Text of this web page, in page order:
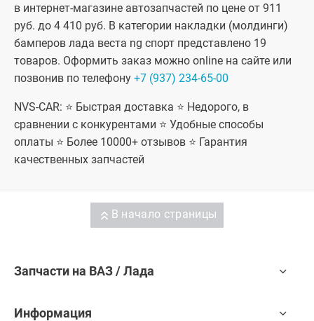
в интернет-магазине автозапчастей по цене от 911
руб. до 4 410 руб. В категории накладки (молдинги)
бамперов лада веста ng спорт представлено 19
товаров. Оформить заказ можно online на сайте или
позвонив по телефону +7 (937) 234-65-00
NVS-CAR: ⭐ Быстрая доставка ⭐ Недорого, в
сравнении с конкурентами ⭐ Удобные способы
оплаты ⭐ Более 10000+ отзывов ⭐ Гарантия
качественных запчастей
В начало страницы
Запчасти на ВАЗ / Лада
Информация